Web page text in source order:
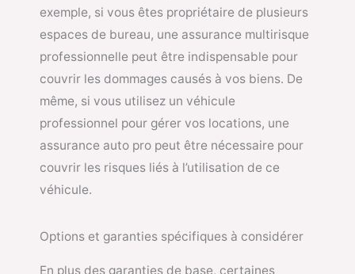
exemple, si vous êtes propriétaire de plusieurs
espaces de bureau, une assurance multirisque
professionnelle peut être indispensable pour
couvrir les dommages causés à vos biens. De
même, si vous utilisez un véhicule
professionnel pour gérer vos locations, une
assurance auto pro peut être nécessaire pour
couvrir les risques liés à l’utilisation de ce
véhicule.
Options et garanties spécifiques à considérer
En plus des garanties de base, certaines